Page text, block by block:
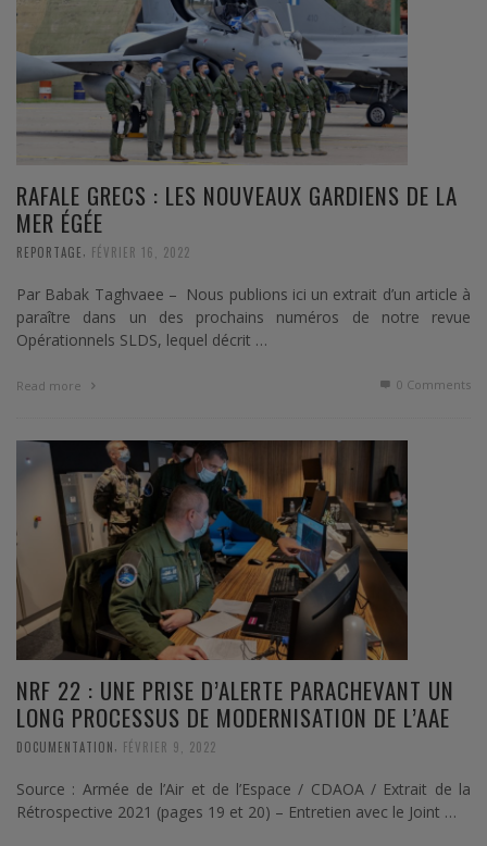
RAFALE GRECS : LES NOUVEAUX GARDIENS DE LA
MER ÉGÉE
REPORTAGE FÉVRIER 16, 2022
Par Babak Taghvaee – Nous publions ici un extrait d’un article à
paraître dans un des prochains numéros de notre revue
Opérationnels SLDS, lequel décrit …
Read more 0 Comments
NRF 22 : UNE PRISE D’ALERTE PARACHEVANT UN
LONG PROCESSUS DE MODERNISATION DE L’AAE
DOCUMENTATION FÉVRIER 9, 2022
Source : Armée de l’Air et de l’Espace / CDAOA / Extrait de la
Rétrospective 2021 (pages 19 et 20) – Entretien avec le Joint …